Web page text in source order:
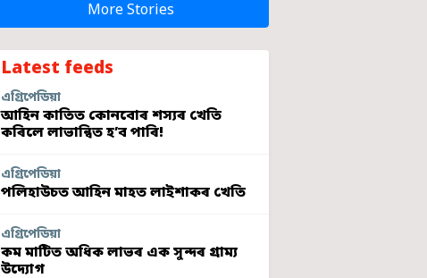
More Stories
Latest feeds
এগ্ৰিপেডিয়া
আহিন কাতিত কোনবোৰ শস্যৰ খেতি
কৰিলে লাভান্বিত হ’ব পাৰি!
এগ্ৰিপেডিয়া
পলিহাউচত আহিন মাহত লাইশাকৰ খেতি
এগ্ৰিপেডিয়া
কম মাটিত অধিক লাভৰ এক সুন্দৰ গ্ৰাম্য
উদ্যোগ